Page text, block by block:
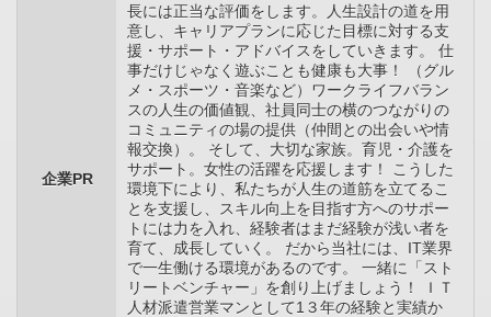
企業PR
長には正当な評価をします。人生設計の道を用
意し、キャリアプランに応じた目標に対する支
援・サポート・アドバイスをしていきます。 仕
事だけじゃなく遊ぶことも健康も大事！ （グル
メ・スポーツ・音楽など）ワークライフバラン
スの人生の価値観、社員同士の横のつながりの
コミュニティの場の提供（仲間との出会いや情
報交換）。 そして、大切な家族。育児・介護を
サポート。女性の活躍を応援します！ こうした
環境下により、私たちが人生の道筋を立てるこ
とを支援し、スキル向上を目指す方へのサポー
トには力を入れ、経験者はまだ経験が浅い者を
育て、成長していく。 だから当社には、IT業界
で一生働ける環境があるのです。 一緒に「スト
リートベンチャー」を創り上げましょう！ ＩＴ
人材派遣営業マンとして1３年の経験と実績か